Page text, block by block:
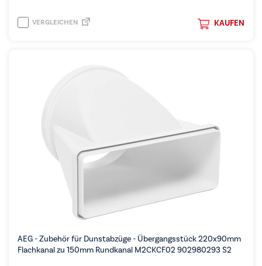
KAUFEN
VERGLEICHEN
AEG - Zubehör für Dunstabzüge - Übergangsstück 220x90mm
Flachkanal zu 150mm Rundkanal M2CKCF02 902980293 S2